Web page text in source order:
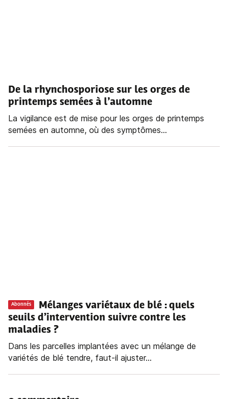
De la rhynchosporiose sur les orges de
printemps semées à l’automne
La vigilance est de mise pour les orges de printemps
semées en automne, où des symptômes...
Abonnés
Mélanges variétaux de blé : quels
seuils d’intervention suivre contre les
maladies ?
Dans les parcelles implantées avec un mélange de
variétés de blé tendre, faut-il ajuster...